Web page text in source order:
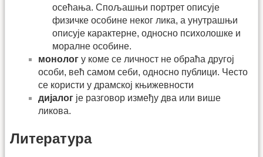
осећања. Спољашњи портрет описује
физичке особине неког лика, а унутрашњи
описује карактерне, односно психолошке и
моралне особине.
монолог у коме се личност не обраћа другој
особи, већ самом себи, односно публици. Често
се користи у драмској књижевности
дијалог је разговор између два или више
ликова.
Литература